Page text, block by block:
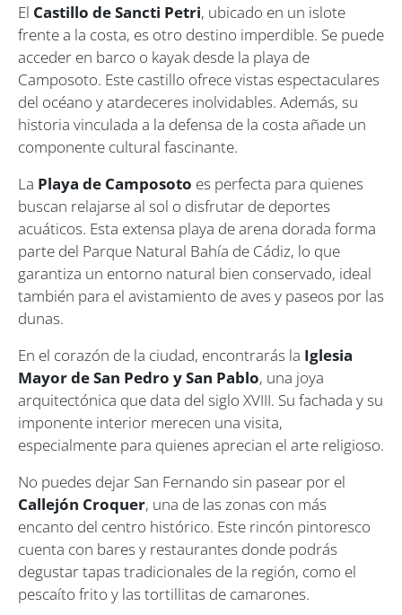
El Castillo de Sancti Petri, ubicado en un islote
frente a la costa, es otro destino imperdible. Se puede
acceder en barco o kayak desde la playa de
Camposoto. Este castillo ofrece vistas espectaculares
del océano y atardeceres inolvidables. Además, su
historia vinculada a la defensa de la costa añade un
componente cultural fascinante.
La Playa de Camposoto es perfecta para quienes
buscan relajarse al sol o disfrutar de deportes
acuáticos. Esta extensa playa de arena dorada forma
parte del Parque Natural Bahía de Cádiz, lo que
garantiza un entorno natural bien conservado, ideal
también para el avistamiento de aves y paseos por las
dunas.
En el corazón de la ciudad, encontrarás la Iglesia
Mayor de San Pedro y San Pablo, una joya
arquitectónica que data del siglo XVIII. Su fachada y su
imponente interior merecen una visita,
especialmente para quienes aprecian el arte religioso.
No puedes dejar San Fernando sin pasear por el
Callejón Croquer, una de las zonas con más
encanto del centro histórico. Este rincón pintoresco
cuenta con bares y restaurantes donde podrás
degustar tapas tradicionales de la región, como el
pescaíto frito y las tortillitas de camarones.